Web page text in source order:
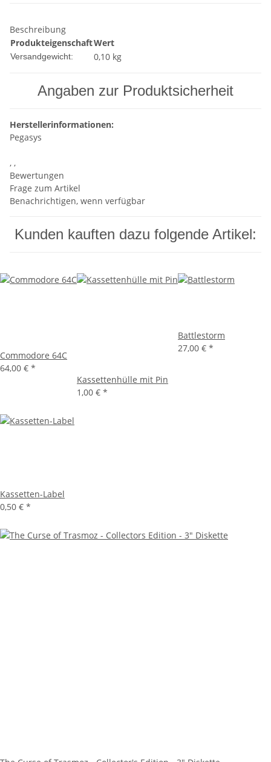
Beschreibung
ProdukteigenschaftWert
Versandgewicht: 0,10 kg
Angaben zur Produktsicherheit
Herstellerinformationen:
Pegasys
, ,
Bewertungen
Frage zum Artikel
Benachrichtigen, wenn verfügbar
Kunden kauften dazu folgende Artikel:
Commodore 64C
64,00 € *
Kassettenhülle mit Pin
1,00 € *
Battlestorm
27,00 € *
Kassetten-Label
0,50 € *